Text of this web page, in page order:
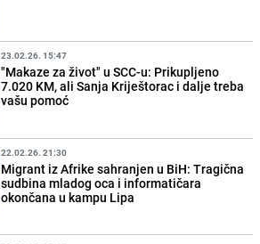
23.02.26. 15:47
"Makaze za život" u SCC-u: Prikupljeno
7.020 KM, ali Sanja Kriještorac i dalje treba
vašu pomoć
22.02.26. 21:30
Migrant iz Afrike sahranjen u BiH: Tragična
sudbina mladog oca i informatičara
okončana u kampu Lipa